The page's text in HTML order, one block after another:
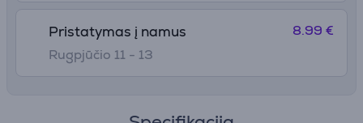
Pristatymas į namus
Rugpjūčio 11 - 13
8.99 €